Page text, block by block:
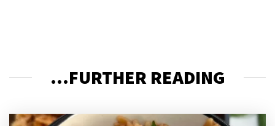
FURTHER READING...